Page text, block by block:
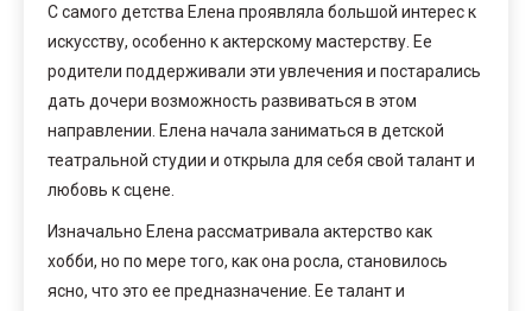
С самого детства Елена проявляла большой интерес к
искусству, особенно к актерскому мастерству. Ее
родители поддерживали эти увлечения и постарались
дать дочери возможность развиваться в этом
направлении. Елена начала заниматься в детской
театральной студии и открыла для себя свой талант и
любовь к сцене.
Изначально Елена рассматривала актерство как
хобби, но по мере того, как она росла, становилось
ясно, что это ее предназначение. Ее талант и